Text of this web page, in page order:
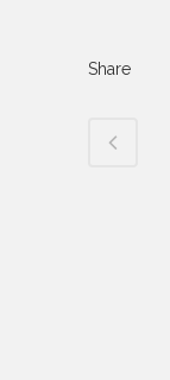
Share